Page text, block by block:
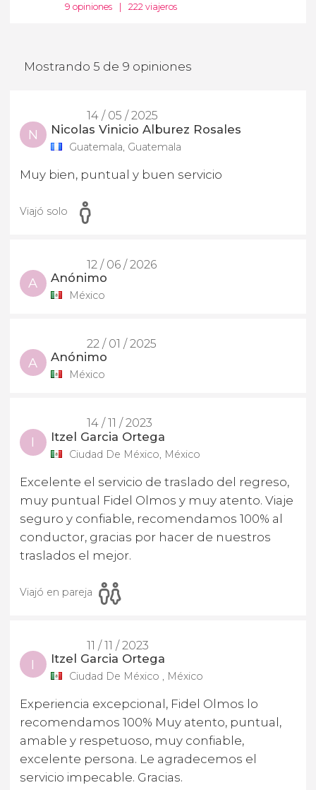
9 opiniones 222 viajeros
Mostrando 5 de 9 opiniones
14 / 05 / 2025
N Nicolas Vinicio Alburez Rosales
Guatemala, Guatemala
Muy bien, puntual y buen servicio
Viajó solo
12 / 06 / 2026
A Anónimo
México
22 / 01 / 2025
A Anónimo
México
14 / 11 / 2023
I Itzel Garcia Ortega
Ciudad De México, México
Excelente el servicio de traslado del regreso,
muy puntual Fidel Olmos y muy atento. Viaje
seguro y confiable, recomendamos 100% al
conductor, gracias por hacer de nuestros
traslados el mejor.
Viajó en pareja
11 / 11 / 2023
I Itzel Garcia Ortega
Ciudad De México , México
Experiencia excepcional, Fidel Olmos lo
recomendamos 100% Muy atento, puntual,
amable y respetuoso, muy confiable,
excelente persona. Le agradecemos el
servicio impecable. Gracias.